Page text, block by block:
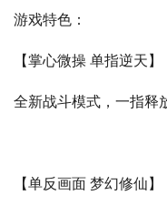
游戏特色：
【掌心微操 单指逆天】
全新战斗模式，一指释
【单反画面 梦幻修仙】